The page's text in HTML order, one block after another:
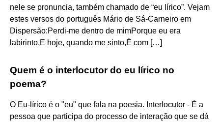
nele se pronuncia, também chamado de “eu lírico”. Vejam
estes versos do português Mário de Sá-Carneiro em
Dispersão:Perdi-me dentro de mimPorque eu era
labirinto,E hoje, quando me sinto,É com […]
Quem é o interlocutor do eu lírico no
poema?
O Eu-lírico é o "eu" que fala na poesia. Interlocutor - É a
pessoa que participa do processo de interação que se dá